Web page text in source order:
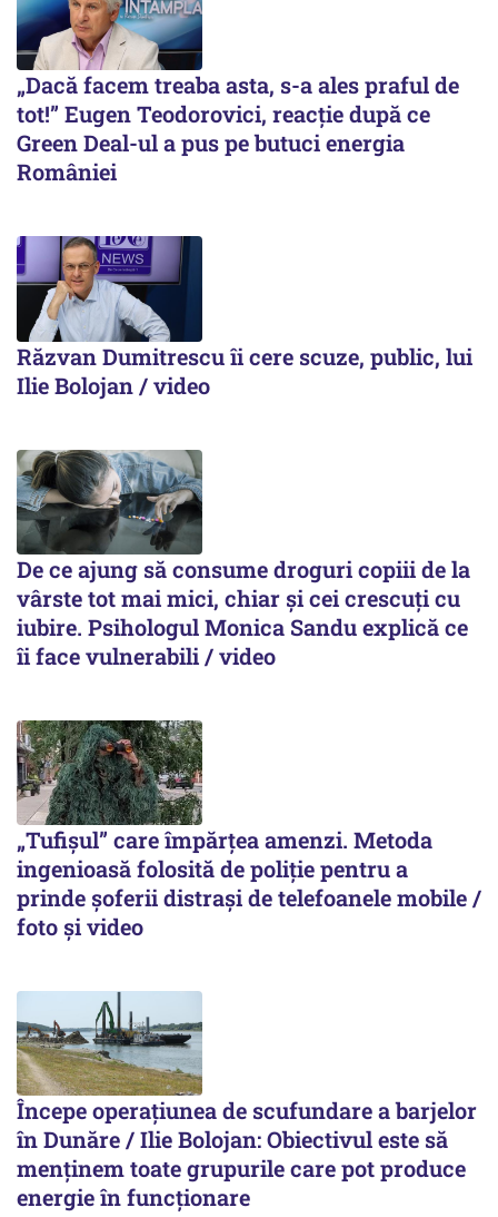
„Dacă facem treaba asta, s-a ales praful de
tot!” Eugen Teodorovici, reacție după ce
Green Deal-ul a pus pe butuci energia
României
Răzvan Dumitrescu îi cere scuze, public, lui
Ilie Bolojan / video
De ce ajung să consume droguri copiii de la
vârste tot mai mici, chiar și cei crescuți cu
iubire. Psihologul Monica Sandu explică ce
îi face vulnerabili / video
„Tufișul” care împărțea amenzi. Metoda
ingenioasă folosită de poliție pentru a
prinde șoferii distrași de telefoanele mobile /
foto și video
Începe operațiunea de scufundare a barjelor
în Dunăre / Ilie Bolojan: Obiectivul este să
menținem toate grupurile care pot produce
energie în funcționare